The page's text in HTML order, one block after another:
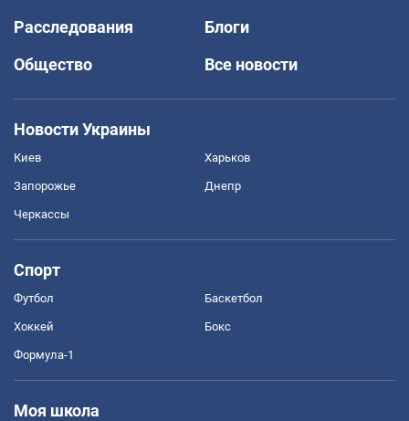
Расследования
Блоги
Общество
Все новости
Новости Украины
Киев Харьков
Запорожье Днепр
Черкассы
Спорт
Футбол Баскетбол
Хоккей Бокс
Формула-1
Моя школа